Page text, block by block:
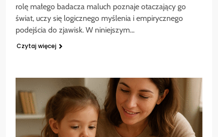
rolę małego badacza maluch poznaje otaczający go
świat, uczy się logicznego myślenia i empirycznego
podejścia do zjawisk. W niniejszym…
Czytaj więcej